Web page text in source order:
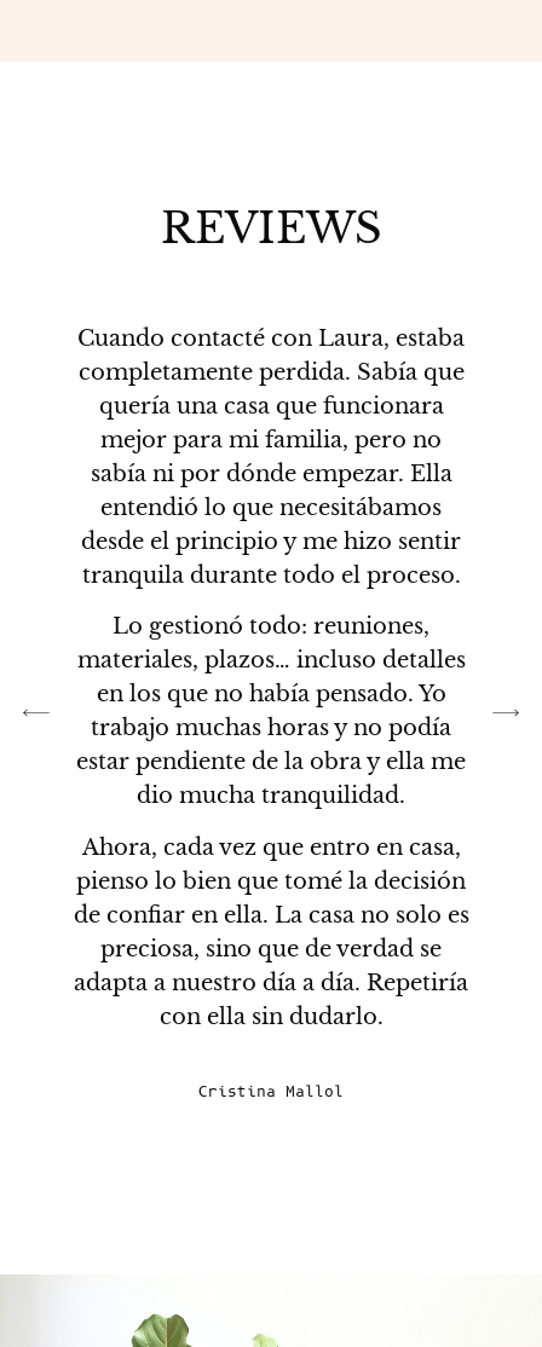
REVIEWS
Cuando contacté con Laura, estaba
completamente perdida. Sabía que
quería una casa que funcionara
mejor para mi familia, pero no
sabía ni por dónde empezar. Ella
entendió lo que necesitábamos
desde el principio y me hizo sentir
tranquila durante todo el proceso.
Lo gestionó todo: reuniones,
materiales, plazos… incluso detalles
en los que no había pensado. Yo
trabajo muchas horas y no podía
estar pendiente de la obra y ella me
dio mucha tranquilidad.
Ahora, cada vez que entro en casa,
pienso lo bien que tomé la decisión
de confiar en ella. La casa no solo es
preciosa, sino que de verdad se
adapta a nuestro día a día. Repetiría
con ella sin dudarlo.
Cristina Mallol